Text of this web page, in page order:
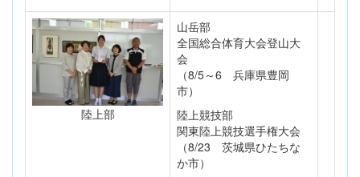
陸上部
山岳部
全国総合体育大会登山大
会
（8/5～6 兵庫県豊岡
市）
陸上競技部
関東陸上競技選手権大会
（8/23 茨城県ひたちな
か市）